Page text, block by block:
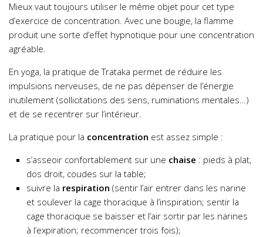
Mieux vaut toujours utiliser le même objet pour cet type
d’exercice de concentration. Avec une bougie, la flamme
produit une sorte d’effet hypnotique pour une concentration
agréable.
En yoga, la pratique de Trataka permet de réduire les
impulsions nerveuses, de ne pas dépenser de l’énergie
inutilement (sollicitations des sens, ruminations mentales…)
et de se recentrer sur l’intérieur.
La pratique pour la concentration est assez simple :
s’asseoir confortablement sur une chaise : pieds à plat,
dos droit, coudes sur la table;
suivre la respiration (sentir l’air entrer dans les narine
et soulever la cage thoracique à l’inspiration; sentir la
cage thoracique se baisser et l’air sortir par les narines
à l’expiration; recommencer trois fois);